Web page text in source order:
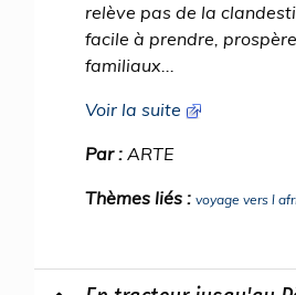
relève pas de la
facile à prendre,
familiaux...
Voir la suite
Par : ARTE
Thèmes liés : voyage vers l